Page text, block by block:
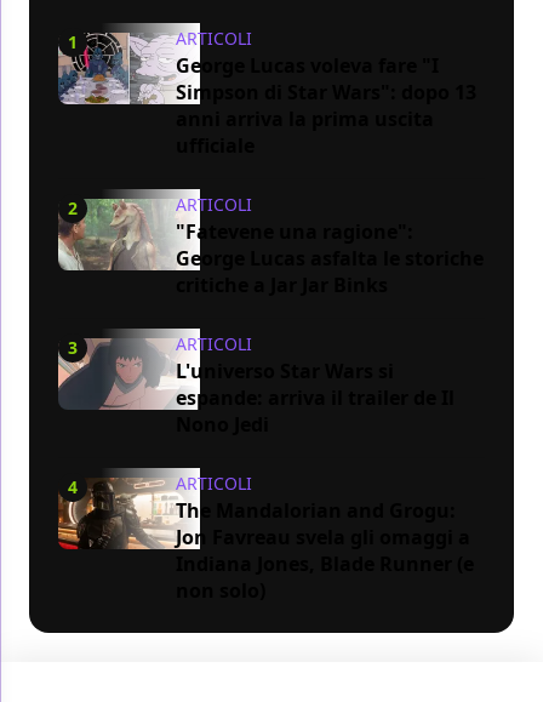
1 ARTICOLI
George Lucas voleva fare "I
Simpson di Star Wars": dopo 13
2 ARTICOLI
"Fatevene una ragione":
George Lucas asfalta le storiche
3 ARTICOLI
L'universo Star Wars si
espande: arriva il trailer de Il
4 ARTICOLI
The Mandalorian and Grogu:
Jon Favreau svela gli omaggi a